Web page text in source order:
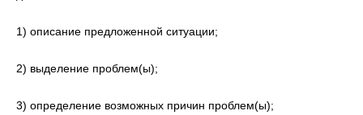
1) описание предложенной ситуации;
2) выделение проблем(ы);
3) определение возможных причин проблем(ы);